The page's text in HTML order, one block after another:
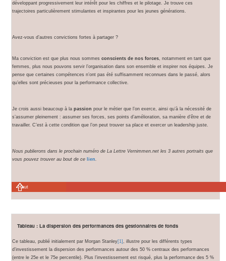
développant progressivement leur intérêt pour les chiffres et le pilotage. Je trouve ces
trajectoires particulièrement stimulantes et inspirantes pour les jeunes générations.
Avez-vous d’autres convictions fortes à partager ?
Ma conviction est que plus nous sommes conscients de nos forces, notamment en tant que
femmes, plus nous pouvons servir l’organisation dans son ensemble et inspirer nos équipes. Je
pense que certaines compétences n’ont pas été suffisamment reconnues dans le passé, alors
qu’elles sont précieuses pour la performance collective.
Je crois aussi beaucoup à la passion pour le métier que l’on exerce, ainsi qu’à la nécessité de
s’assumer pleinement : assumer ses forces, ses points d’amélioration, sa manière d’être et de
travailler. C’est à cette condition que l’on peut trouver sa place et exercer un leadership juste.
Nous publierons dans le prochain numéro de La Lettre Vernimmen.net les 3 autres portraits que
vous pouvez trouver au bout de ce lien.
Haut
Tableau : La dispersion des performances des gestionnaires de fonds
Ce tableau, publié initialement par Morgan Stanley[1] , illustre pour les différents types
d’investissement la dispersion des performances autour des 50 % centraux des performances
(entre le 25e et le 75e percentile). Plus l’investissement est risqué, plus la performance des 5 %